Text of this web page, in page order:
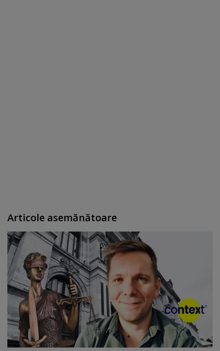
Articole asemănătoare